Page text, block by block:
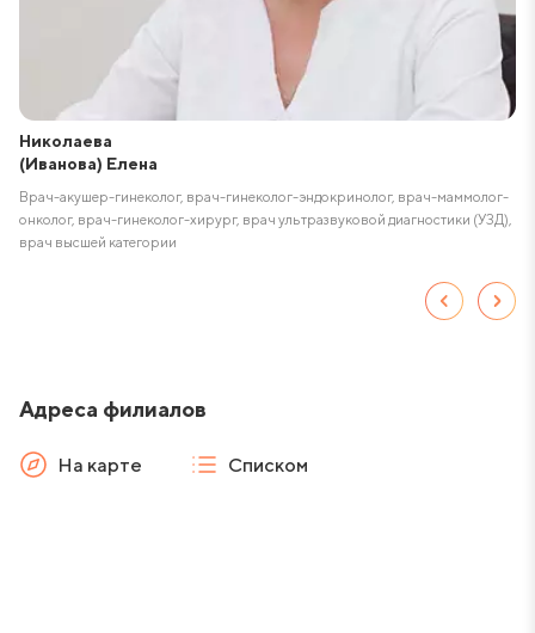
Николаева
(Иванова) Елена
Врач-акушер-гинеколог, врач-гинеколог-эндокринолог, врач-маммолог-
онколог, врач-гинеколог-хирург, врач ультразвуковой диагностики (УЗД),
врач высшей категории
Адреса филиалов
На карте Списком